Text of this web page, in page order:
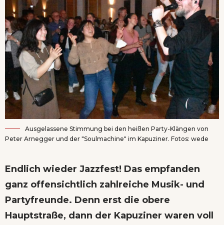
Ausgelassene Stimmung bei den heißen Party-Klängen von
Peter Arnegger und der "Soulmachine" im Kapuziner. Fotos: wede
Endlich wieder Jazzfest! Das empfanden
ganz offensichtlich zahlreiche Musik- und
Partyfreunde. Denn erst die obere
Hauptstraße, dann der Kapuziner waren voll